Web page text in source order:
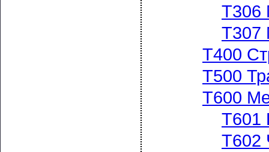
Т306
Т307
Т400
Т500
Т600
Т601
Т602